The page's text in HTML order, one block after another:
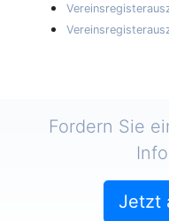
Fordern Sie
Jetzt